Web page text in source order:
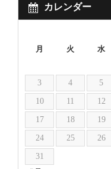
カレンダー
月 火 水
3 4 5
10 11 12
17 18 19
24 25 26
31